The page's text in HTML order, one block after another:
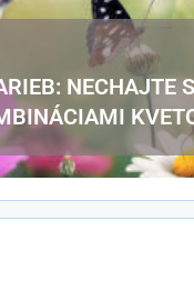
NECHAJTE